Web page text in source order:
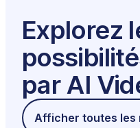
Explorez
par AI
Afficher toutes les